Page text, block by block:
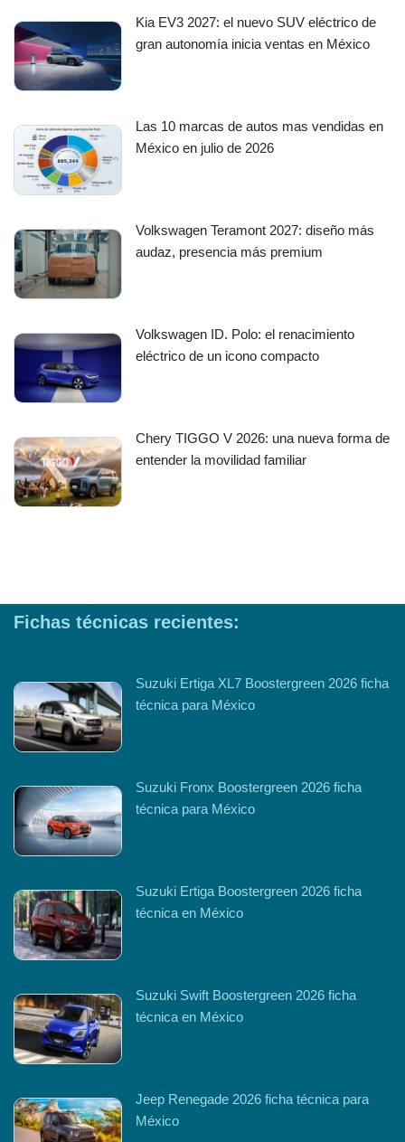
Kia EV3 2027: el nuevo SUV eléctrico de
gran autonomía inicia ventas en México
Las 10 marcas de autos mas vendidas en
México en julio de 2026
Volkswagen Teramont 2027: diseño más
audaz, presencia más premium
Volkswagen ID. Polo: el renacimiento
eléctrico de un icono compacto
Chery TIGGO V 2026: una nueva forma de
entender la movilidad familiar
Fichas técnicas recientes:
Suzuki Ertiga XL7 Boostergreen 2026 ficha
técnica para México
Suzuki Fronx Boostergreen 2026 ficha
técnica para México
Suzuki Ertiga Boostergreen 2026 ficha
técnica en México
Suzuki Swift Boostergreen 2026 ficha
técnica en México
Jeep Renegade 2026 ficha técnica para
México